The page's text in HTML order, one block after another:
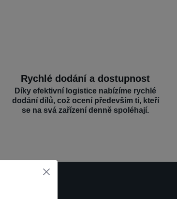
Rychlé dodání a dostupnost
Díky efektivní logistice nabízíme rychlé
dodání dílů, což ocení především ti, kteří
se na svá zařízení denně spoléhají.